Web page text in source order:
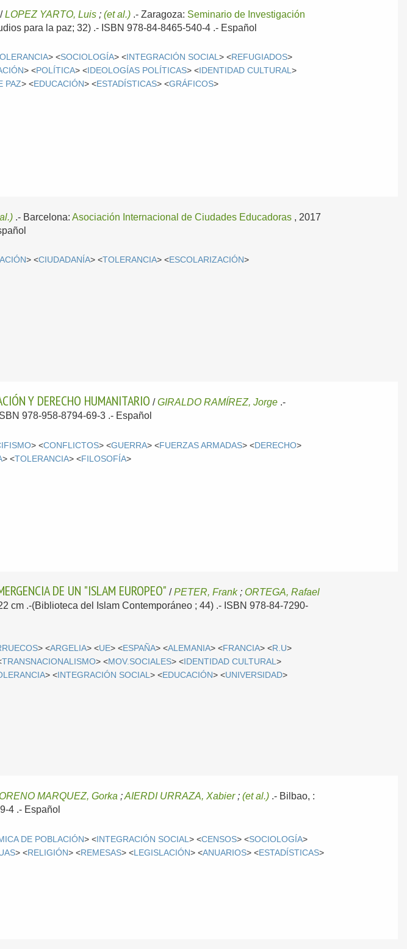
/LOPEZ YARTO, Luis ;(et al.) .-Zaragoza: Seminario de Investigación
para la paz; 32) .- ISBN 978-84-8465-540-4 .- Español
> <SOCIOLOGÍA> < INTEGRACIÓN SOCIAL> <REFUGIADOS>
> <POLÍTICA> < IDEOLOGÍAS POLÍTICAS> < IDENTIDAD CULTURAL>
PAZ> <EDUCACIÓN> <ESTADÍSTICAS> <GRÁFICOS>
.- Barcelona:Asociación Internacional de Ciudades Educadoras , 2017
> <CIUDADANÍA> <TOLERANCIA> <ESCOLARIZACIÓN>
Y DERECHO HUMANITARIO /GIRALDO RAMÍREZ, Jorge .-
978-958-8794-69-3 .- Español
> <CONFLICTOS> <GUERRA> <FUERZAS ARMADAS> <DERECHO>
> <TOLERANCIA> <FILOSOFÍA>
DE UN "ISLAM EUROPEO" /PETER, Frank; ORTEGA, Rafael
cm .-(Biblioteca del Islam Contemporáneo ; 44) .- ISBN 978-84-7290-
> <ARGELIA> <UE> <ESPAÑA> <ALEMANIA> <FRANCIA> <R.U>
TRANSNACIONALISMO> <MOV.SOCIALES> < IDENTIDAD CULTURAL>
> < INTEGRACIÓN SOCIAL> <EDUCACIÓN> <UNIVERSIDAD>
MARQUEZ, Gorka ;AIERDI URRAZA, Xabier;(et al.) .- Bilbao, :
4 .- Español
DE POBLACIÓN> < INTEGRACIÓN SOCIAL> <CENSOS> <SOCIOLOGÍA>
> <RELIGIÓN> <REMESAS> < LEGISLACIÓN> <ANUARIOS> <ESTADÍSTICAS>